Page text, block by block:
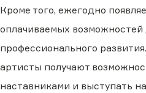
Кроме того, ежегодно
оплачиваемых возможностей
профессионального
артисты получают
наставниками и выступать